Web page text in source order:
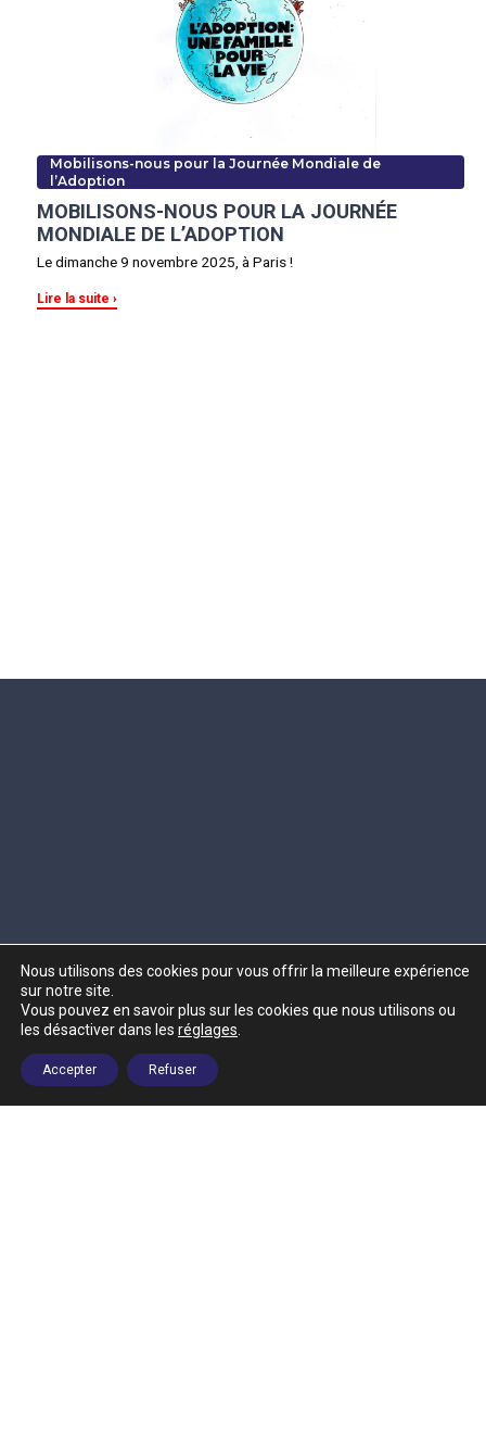
Mobilisons-nous pour la Journée Mondiale de
l’Adoption
MOBILISONS-NOUS POUR LA JOURNÉE
MONDIALE DE L’ADOPTION
Le dimanche 9 novembre 2025, à Paris !
Lire la suite
Contact
APAEC
Maison des associations du 11ème
Boîte n° 152
8 rue du Général Renault
Nous utilisons des cookies pour vous offrir la meilleure expérience
sur notre site.
Vous pouvez en savoir plus sur les cookies que nous utilisons ou
les désactiver dans les réglages
Accepter Refuser